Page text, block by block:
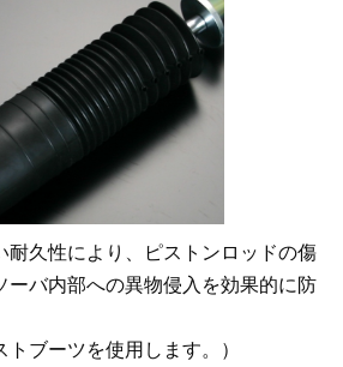
耐久性により、ピストンロッドの傷
ーバ内部への異物侵入を効果的に防
トブーツを使用します。）